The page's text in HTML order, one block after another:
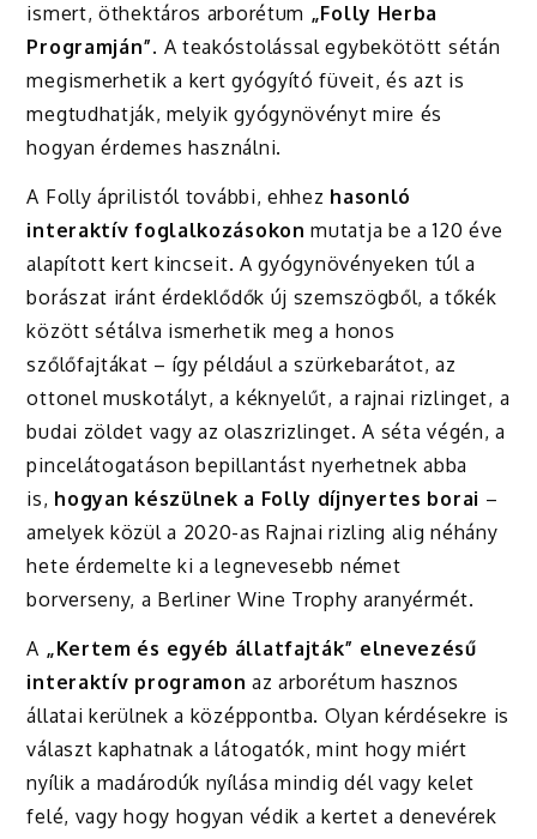
ismert, öthektáros arborétum „Folly Herba
Programján”. A teakóstolással egybekötött sétán
megismerhetik a kert gyógyító füveit, és azt is
megtudhatják, melyik gyógynövényt mire és
hogyan érdemes használni.
A Folly áprilistól további, ehhez hasonló
interaktív foglalkozásokonmutatja be a 120 éve
alapított kert kincseit. A gyógynövényeken túl a
borászat iránt érdeklődők új szemszögből, a tőkék
között sétálva ismerhetik meg a honos
szőlőfajtákat – így például a szürkebarátot, az
ottonel muskotályt, a kéknyelűt, a rajnai rizlinget, a
budai zöldet vagy az olaszrizlinget. A séta végén, a
pincelátogatáson bepillantást nyerhetnek abba
is, hogyan készülnek a Folly díjnyertes borai –
amelyek közül a 2020-as Rajnai rizling alig néhány
hete érdemelte ki a legnevesebb német
borverseny, a Berliner Wine Trophy aranyérmét.
A „Kertem és egyéb állatfajták” elnevezésű
interaktív programon az arborétum hasznos
állatai kerülnek a középpontba. Olyan kérdésekre is
választ kaphatnak a látogatók, mint hogy miért
nyílik a madárodúk nyílása mindig dél vagy kelet
felé, vagy hogy hogyan védik a kertet a denevérek